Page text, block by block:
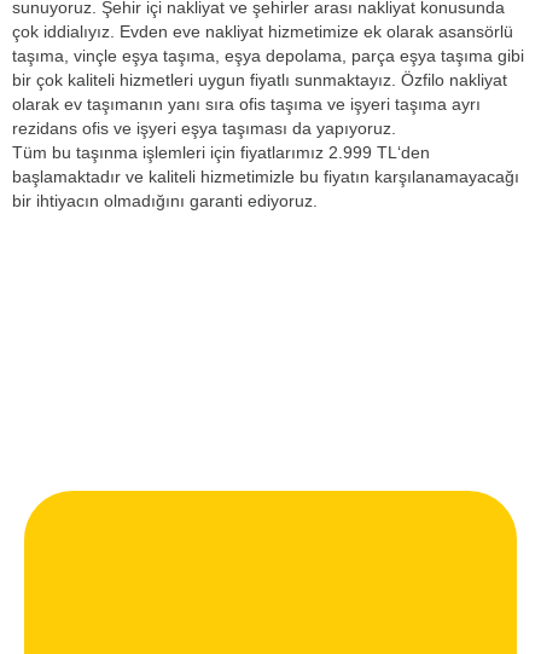
sunuyoruz. Şehir içi nakliyat ve şehirler arası nakliyat konusunda
çok iddialıyız. Evden eve nakliyat hizmetimize ek olarak asansörlü
taşıma, vinçle eşya taşıma, eşya depolama, parça eşya taşıma gibi
bir çok kaliteli hizmetleri uygun fiyatlı sunmaktayız. Özfilo nakliyat
olarak ev taşımanın yanı sıra ofis taşıma ve işyeri taşıma ayrı
rezidans ofis ve işyeri eşya taşıması da yapıyoruz.
Tüm bu taşınma işlemleri için fiyatlarımız 2.999 TL‘den
başlamaktadır ve kaliteli hizmetimizle bu fiyatın karşılanamayacağı
bir ihtiyacın olmadığını garanti ediyoruz.